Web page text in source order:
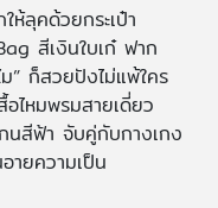
ห้ลุคด้วยกระเป๋า
สีเงินใบเก๋ ฟาก
” ก็สวยปังไม่แพ้ใคร
ไหมพรมสายเดี่ยว
นสีฟ้า จับคู่กับกางเกง
ายความเป็น